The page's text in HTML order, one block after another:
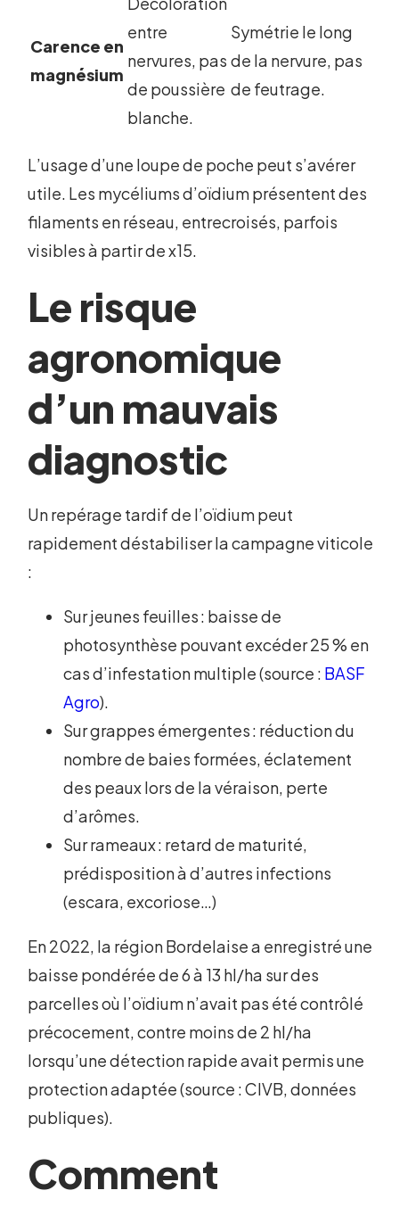
Carence en
magnésium
entre
nervures, pas
de poussière
blanche.
Symétrie le long
de la nervure, pas
de feutrage.
L’usage d’une loupe de poche peut s’avérer
utile. Les mycéliums d’oïdium présentent des
filaments en réseau, entrecroisés, parfois
visibles à partir de x15.
Le risque
agronomique
d’un mauvais
diagnostic
Un repérage tardif de l’oïdium peut
rapidement déstabiliser la campagne viticole
:
Sur jeunes feuilles : baisse de
photosynthèse pouvant excéder 25 % en
cas d’infestation multiple (source : BASF
Agro).
Sur grappes émergentes : réduction du
nombre de baies formées, éclatement
des peaux lors de la véraison, perte
d’arômes.
Sur rameaux : retard de maturité,
prédisposition à d’autres infections
(escara, excoriose…)
En 2022, la région Bordelaise a enregistré une
baisse pondérée de 6 à 13 hl/ha sur des
parcelles où l’oïdium n’avait pas été contrôlé
précocement, contre moins de 2 hl/ha
lorsqu’une détection rapide avait permis une
protection adaptée (source : CIVB, données
publiques).
Comment